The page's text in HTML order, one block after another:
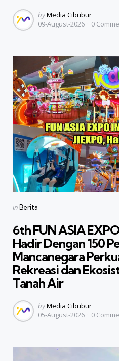
Posted
by
byMedia Cibubur
09-August-2026
0
Categories
Posted
inBerita
6th FUN ASIA
Hadir Dengan 150
Mancanegara
Rekreasi dan
Tanah Air
Posted
by
byMedia Cibubur
05-August-2026
0